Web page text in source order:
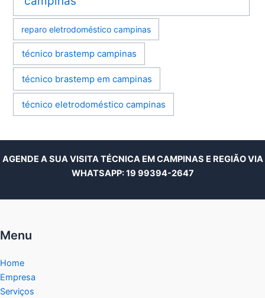
reparo eletrodoméstico campinas
técnico brastemp campinas
técnico brastemp em campinas
técnico eletrodoméstico campinas
AGENDE A SUA VISITA TÉCNICA EM CAMPINAS E REGIÃO VIA
WHATSAPP:19 99394-2647
Menu
Home
Empresa
Serviços